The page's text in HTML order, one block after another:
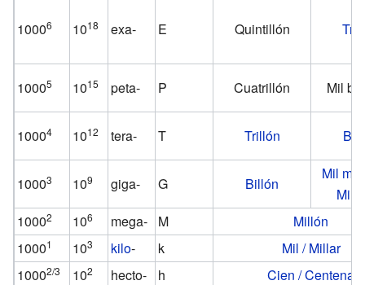
10006 1018 exa- E Quintillón
10005 1015 peta- P Cuatrillón Mil
10004 1012 tera- T Trillón
10003 109 giga- G Billón
Mil
10002 106 mega- M
Millón
10001 103 kilo- k
Mil / Millar
10002/3 102 hecto- h
Cien / Centena